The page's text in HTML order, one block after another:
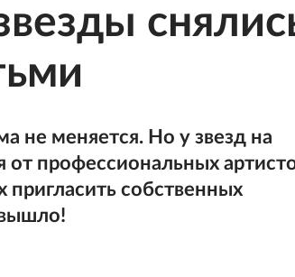
не меняется. Но у звезд на
от профессиональных
пригласить собственных